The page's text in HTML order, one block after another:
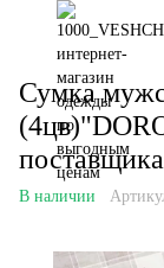
Сумка
поставщика
В наличии